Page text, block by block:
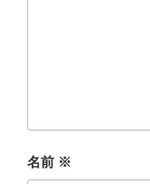
名前 ※